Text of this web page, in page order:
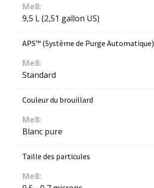
Me8:
9,5 L (2,51 gallon US)
APS™ (Système de Purge Automatique)
Me8:
Standard
Couleur du brouillard
Me8:
Blanc pure
Taille des particules
Me8: